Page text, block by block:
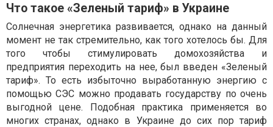
Что такое «Зеленый тариф» в Украине
Солнечная энергетика развивается, однако на данный
момент не так стремительно, как того хотелось бы. Для
того чтобы стимулировать домохозяйства и
предприятия переходить на нее, был введен «Зеленый
тариф». То есть избыточно выработанную энергию с
помощью СЭС можно продавать государству по очень
выгодной цене. Подобная практика применяется во
многих странах, однако в Украине до сих пор тариф